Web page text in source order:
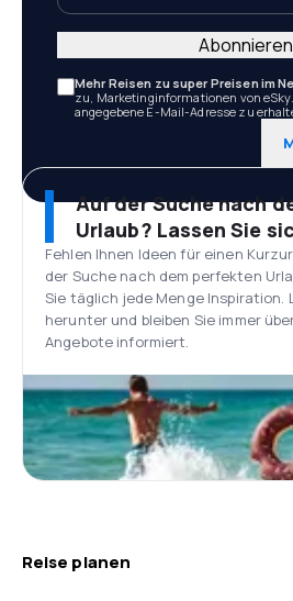
Mehr Reisen zu super Preisen im
zu, Marketinginformationen von
angegebene E-Mail-Adresse zu
Abonnieren
Auf der Suche nach
Urlaub? Lassen Sie
Fehlen Ihnen Ideen für einen
der Suche nach dem perfekten
Sie täglich jede Menge Inspiration.
herunter und bleiben Sie immer
Angebote informiert.
Reise planen